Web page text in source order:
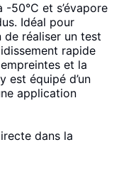
-50°C et s’évapore
Idéal pour
réaliser un test
rapide
et la
est équipé d’un
application
dans la